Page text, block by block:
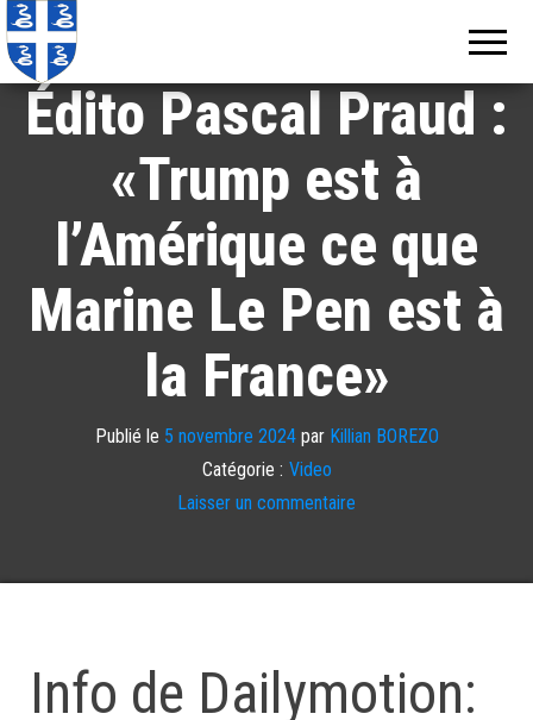
Édito Pascal Praud :
«Trump est à
l’Amérique ce que
Marine Le Pen est à
la France»
Publié le 5 novembre 2024par Killian BOREZO
Catégorie : Video
Laisser un commentaire
Info de Dailymotion: